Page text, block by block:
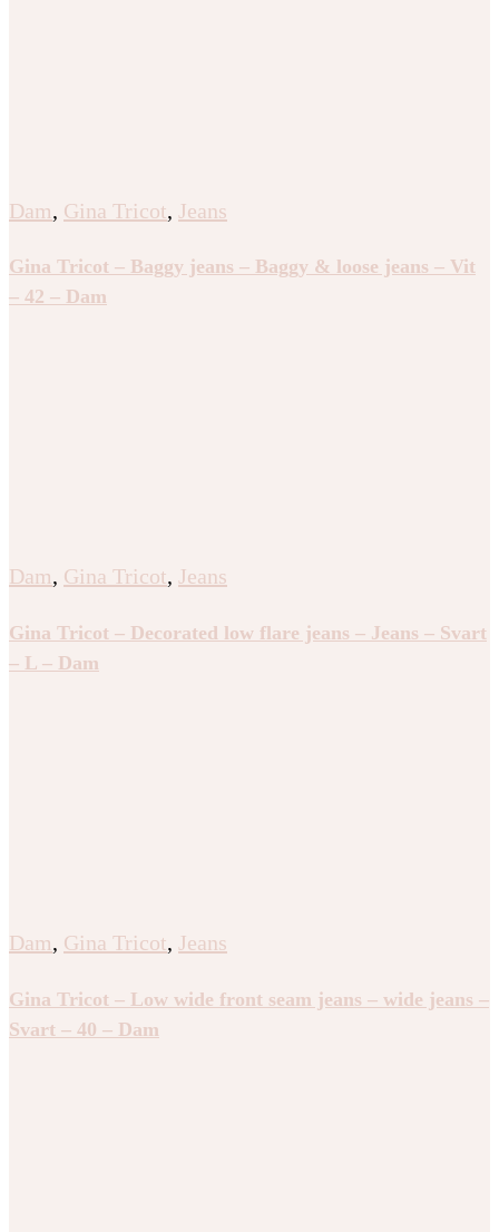
Dam, Gina Tricot, Jeans
Gina Tricot – Baggy jeans – Baggy & loose jeans – Vit
– 42 – Dam
Dam, Gina Tricot, Jeans
Gina Tricot – Decorated low flare jeans – Jeans – Svart
– L – Dam
Dam, Gina Tricot, Jeans
Gina Tricot – Low wide front seam jeans – wide jeans –
Svart – 40 – Dam